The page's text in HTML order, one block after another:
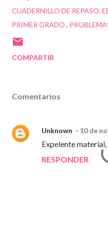
CUADERNILLO DE REPASO
PRIMER GRADO.
COMPARTIR
Comentarios
Unknown 10 de
Expelente
RESPONDER